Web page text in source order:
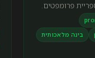
פרומפטים.
בינה מלאכותית